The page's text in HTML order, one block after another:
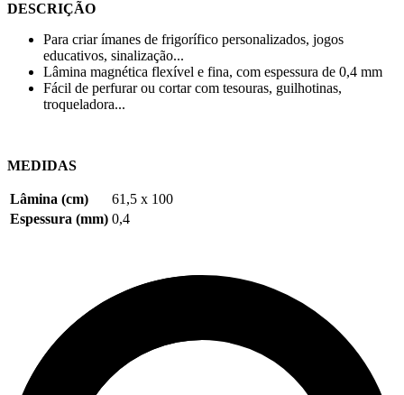
DESCRIÇÃO
Para criar ímanes de frigorífico personalizados, jogos
educativos, sinalização...
Lâmina magnética flexível e fina, com espessura de 0,4 mm
Fácil de perfurar ou cortar com tesouras, guilhotinas,
troqueladora...
MEDIDAS
Lâmina (cm)
61,5 x 100
Espessura (mm) 0,4